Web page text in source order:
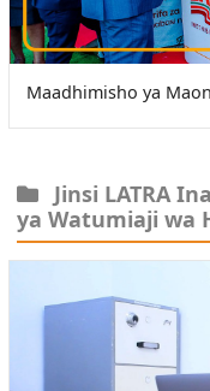
Maadhimisho ya
Jinsi LATRA
ya Watumiaji wa